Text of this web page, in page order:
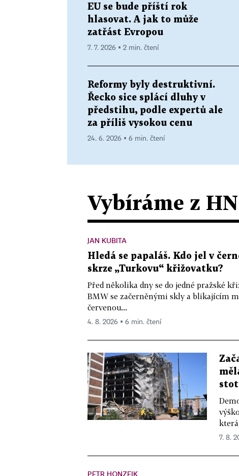
EU se bude příští rok
hlasovat. A jak to může
zatřást Evropou
7. 7. 2026 ▪ 2 min. čtení
Reformy byly destruktivní.
Řecko sice splácí dluhy v
předstihu, podle expertů ale
za příliš vysokou cenu
24. 6. 2026 ▪ 6 min. čtení
Vybíráme z HN
JAN KUBITA
Hledá se papaláš. Kdo jel v
skrze „Turkovu“ křižovatku?
Před několika dny se do jedné pražské
BMW se začerněnými skly a blikajícím
červenou...
4. 8. 2026 ▪ 6 min. čtení
7. 8.
PETR HONZEJK